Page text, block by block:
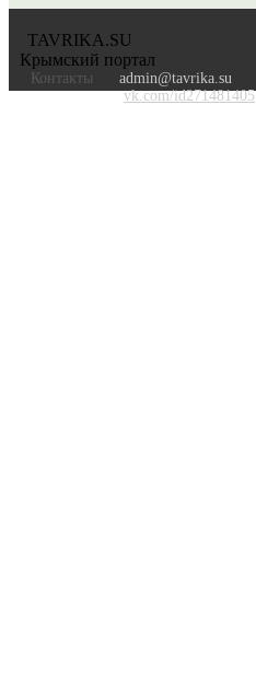
TAVRIKA.SU
Крымский портал
Контакты
admin@tavrika.su
vk.com/id271481405